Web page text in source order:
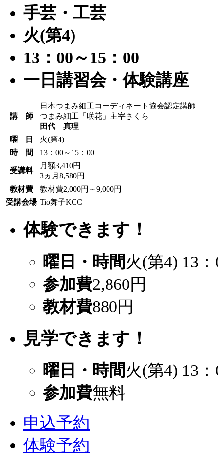
手芸・工芸
火(第4)
13：00～15：00
一日講習会・体験講座
講 師
日本つまみ細工コーディネート協会認定講師
つまみ細工「咲花」主宰さくら
田代 真理
曜 日
火(第4)
時 間
13：00～15：00
受講料
月額3,410円
3ヵ月8,580円
教材費
教材費2,000円～9,000円
受講会場 Tio舞子KCC
体験できます！
曜日・時間 火(第4) 13
参加費2,860円
教材費880円
見学できます！
曜日・時間 火(第4) 13
参加費無料
申込予約
体験予約